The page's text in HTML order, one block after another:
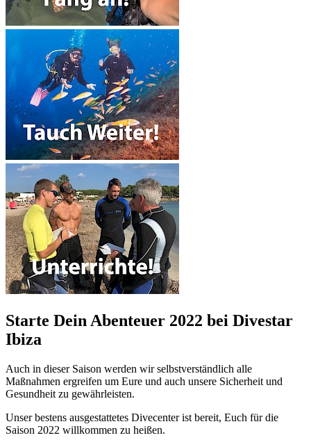
Starte Dein Abenteuer 2022 bei Divestar
Ibiza
Auch in dieser Saison werden wir selbstverständlich alle
Maßnahmen ergreifen um Eure und auch unsere Sicherheit und
Gesundheit zu gewährleisten.
Unser bestens ausgestattetes Divecenter ist bereit, Euch für die
Saison 2022 willkommen zu heißen.